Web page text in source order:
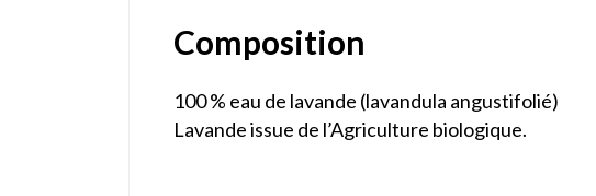
Composition
100 % eau de lavande (lavandula angustifolié)
Lavande issue de l’Agriculture biologique.